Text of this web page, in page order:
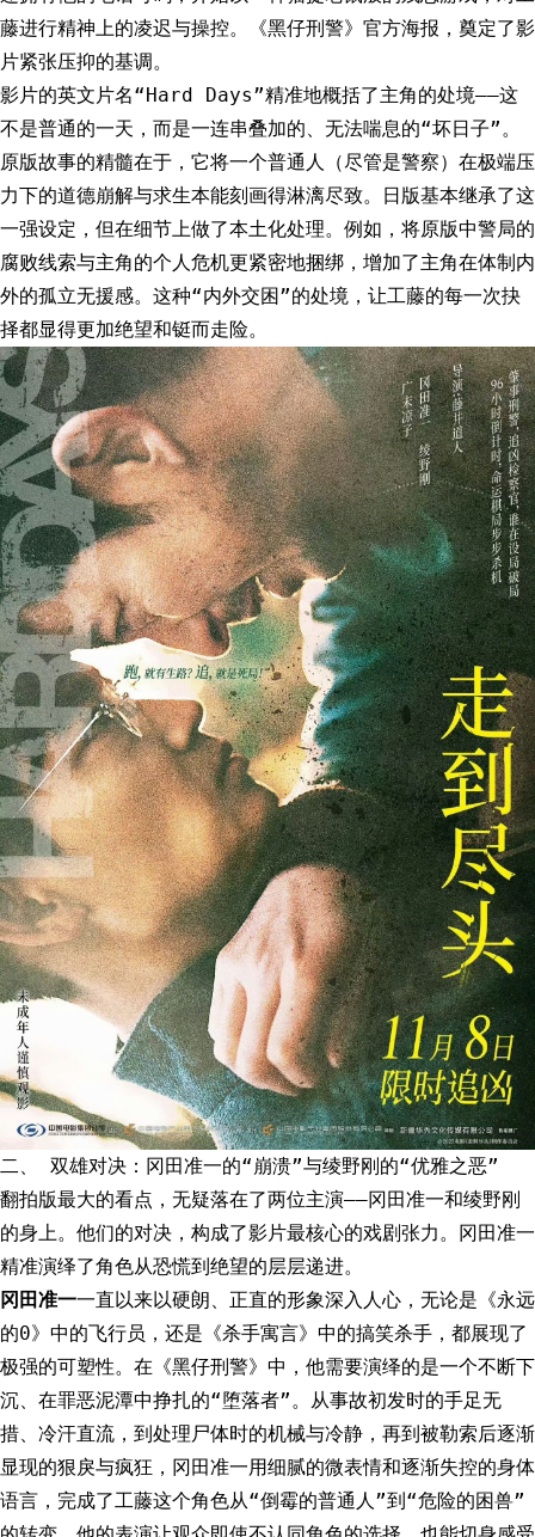
藤进行精神上的凌迟与操控。《黑仔刑警》官方海报，奠定了影
片紧张压抑的基调。
影片的英文片名“Hard Days”精准地概括了主角的处境——这
不是普通的一天，而是一连串叠加的、无法喘息的“坏日子”。
原版故事的精髓在于，它将一个普通人（尽管是警察）在极端压
力下的道德崩解与求生本能刻画得淋漓尽致。日版基本继承了这
一强设定，但在细节上做了本土化处理。例如，将原版中警局的
腐败线索与主角的个人危机更紧密地捆绑，增加了主角在体制内
外的孤立无援感。这种“内外交困”的处境，让工藤的每一次抉
择都显得更加绝望和铤而走险。
二、 双雄对决：冈田准一的“崩溃”与绫野刚的“优雅之恶”
翻拍版最大的看点，无疑落在了两位主演——冈田准一和绫野刚
的身上。他们的对决，构成了影片最核心的戏剧张力。冈田准一
精准演绎了角色从恐慌到绝望的层层递进。
冈田准一一直以来以硬朗、正直的形象深入人心，无论是《永远
的0》中的飞行员，还是《杀手寓言》中的搞笑杀手，都展现了
极强的可塑性。在《黑仔刑警》中，他需要演绎的是一个不断下
沉、在罪恶泥潭中挣扎的“堕落者”。从事故初发时的手足无
措、冷汗直流，到处理尸体时的机械与冷静，再到被勒索后逐渐
显现的狠戾与疯狂，冈田准一用细腻的微表情和逐渐失控的身体
语言，完成了工藤这个角色从“倒霉的普通人”到“危险的困兽”